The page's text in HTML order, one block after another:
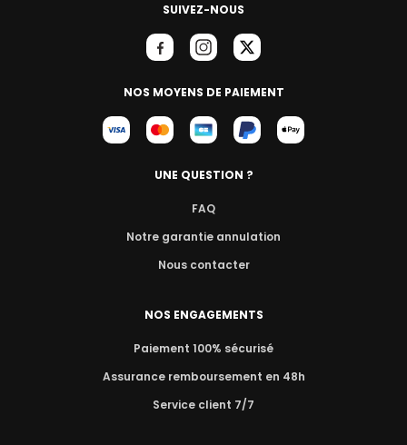
SUIVEZ-NOUS
NOS MOYENS DE PAIEMENT
UNE QUESTION ?
FAQ
Notre garantie annulation
Nous contacter
NOS ENGAGEMENTS
Paiement 100% sécurisé
Assurance remboursement en 48h
Service client 7/7